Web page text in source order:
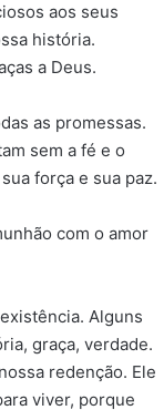
aos seus
história.
a Deus.
as promessas.
sem a fé e o
força e sua paz.
com o amor
Alguns
graça, verdade.
redenção. Ele
viver, porque